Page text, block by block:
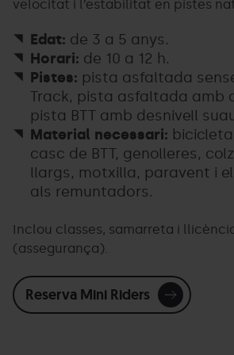
velocitat i l’estabilitat en pistes
Edat: de 3 a 5 anys.
Horari: de 10 a 12 h.
Pistes: pista asfaltada
Track, pista asfaltada amb
pista BTT amb desnivell
Material necessari:
casc de BTT, genolleres,
llargs, motxilla, paravent i el
als remuntadors.
Inclou classes, samarreta i
(assegurança).
Reserva Mini Riders